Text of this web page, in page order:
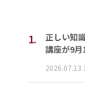
1.
正しい知
講座が9
2026.07.13